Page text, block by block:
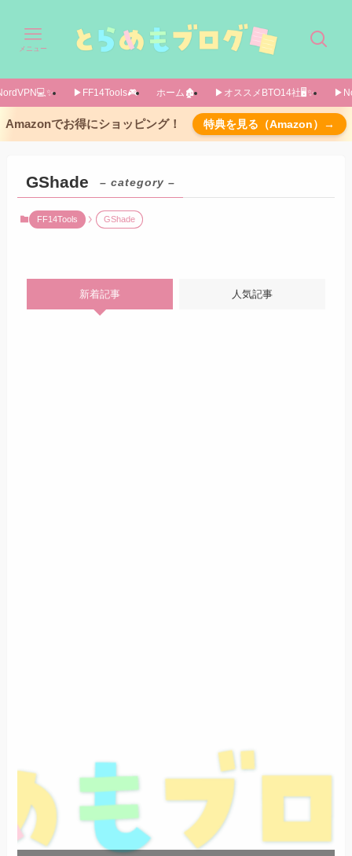
メニュー
▶FF14Tools🎮️ ホーム🏚️ ▶オススメBTO14社🖥️✨️
Amazonでお得にショッピング！ 特典を見る（Amazon）→
GShade – category –
FF14Tools GShade
新着記事 人気記事